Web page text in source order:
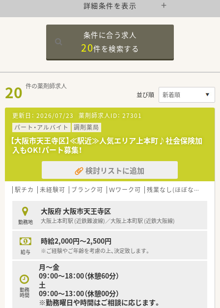
詳細条件を表示
条件に合う求人
20件を検索する
20 件の薬剤師求人
並び順
更新日： 2026/07/23 薬剤師求人ID： 27301
パート・アルバイト
調剤薬局
【大阪市天王寺区】≪駅近≫人気エリア上本町♪社会保険加
入もOK！パート募集！
検討リストに追加
駅チカ 未経験可 ブランク可 Ｗワーク可 残業なし(ほぼなし含む)
勤務地
大阪府 大阪市天王寺区
大阪上本町駅 (近鉄難波線)／大阪上本町駅 (近鉄大阪線)
給与
時給2,000円～2,500円
※ご経験やご年齢を考慮の上、決定致します。
勤務
時間
月～金
09：00～18：00（休憩60分）
土
09：00～13：00（休憩00分）
※勤務曜日や時間はご相談に応じます。